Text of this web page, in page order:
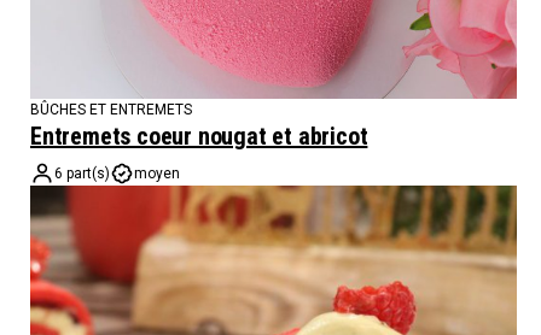
BÛCHES ET ENTREMETS
Entremets coeur nougat et abricot
6 part(s) moyen